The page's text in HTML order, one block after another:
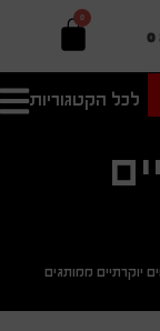
0
לכל הקטגוריות
אישית
יוקרתיים ממותגים